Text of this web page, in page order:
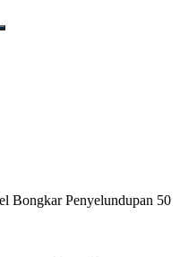
Bongkar Penyelundupan 50